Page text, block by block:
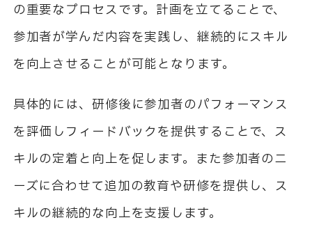
の重要なプロセスです。計画を立てることで、
参加者が学んだ内容を実践し、継続的にスキル
を向上させることが可能となります。
具体的には、研修後に参加者のパフォーマンス
を評価しフィードバックを提供することで、ス
キルの定着と向上を促します。また参加者のニ
ーズに合わせて追加の教育や研修を提供し、ス
キルの継続的な向上を支援します。